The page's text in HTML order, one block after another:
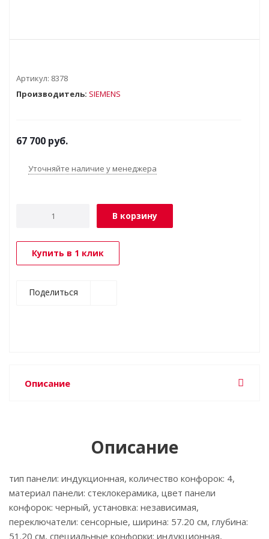
Артикул: 8378
Производитель: SIEMENS
67 700 руб.
Уточняйте наличие у менеджера
В корзину
Купить в 1 клик
Поделиться
Описание
Описание
тип панели: индукционная, количество конфорок: 4,
материал панели: стеклокерамика, цвет панели
конфорок: черный, установка: независимая,
переключатели: сенсорные, ширина: 57.20 см, глубина:
51.20 см, специальные конфорки: индукционная,